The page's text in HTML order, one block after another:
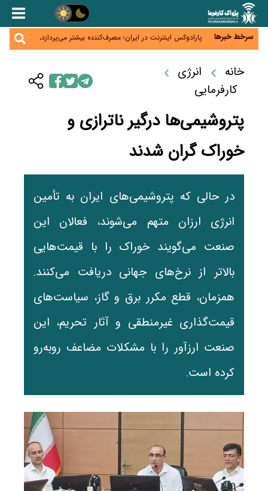
سرخط خبرها
جنگ کریدورها وارد فاز جدید شد؛ سرمایه‌گذاری ۳۴۵
پارادوکس اینترنت در ایران؛ مصرف‌کننده بیشتر می‌پردازد،
شبکه کمتر توسعه می‌یابد
تأمین سرمایه در گردش بدون خلق نقدینگی؛ نقش
وارد میدان شد
خانه
انرژی
کارفرمایی
پتروشیمی‌ها درگیر ناترازی و
خوراک گران شدند
در حالی که پتروشیمی‌های ایران به تأمین
انرژی ارزان متهم می‌شوند، فعالان این
صنعت می‌گویند خوراک را با قیمت‌هایی
بالاتر از نرخ‌های جهانی دریافت می‌کنند.
همزمان، قطع مکرر برق و گاز، سیاست‌های
قیمت‌گذاری غیرمنطقی و آثار تحریم، این
صنعت ارزآور را با مشکلات مضاعف روبه‌رو
کرده است.